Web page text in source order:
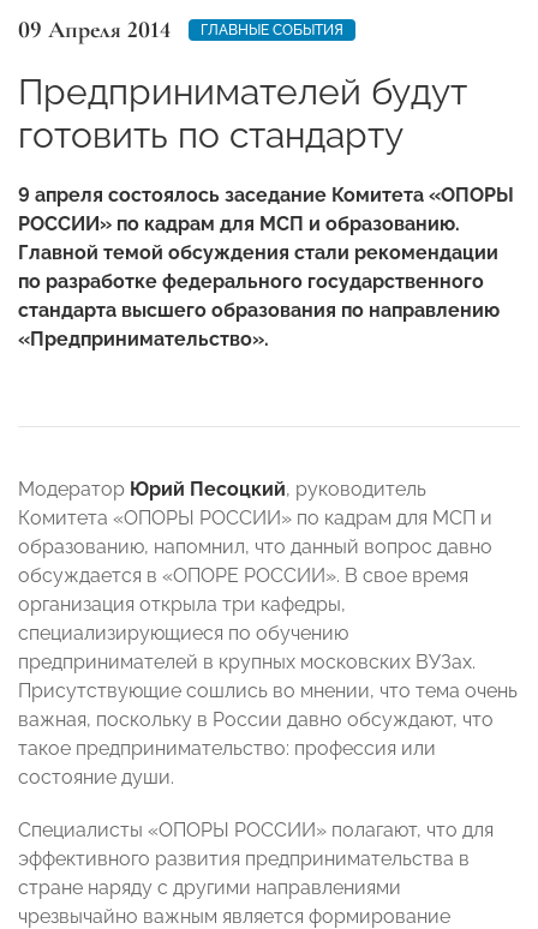
09 Апреля 2014 ГЛАВНЫЕ СОБЫТИЯ
Предпринимателей будут
готовить по стандарту
9 апреля состоялось заседание Комитета «ОПОРЫ
РОССИИ» по кадрам для МСП и образованию.
Главной темой обсуждения стали рекомендации
по разработке федерального государственного
стандарта высшего образования по направлению
«Предпринимательство».
Модератор Юрий Песоцкий, руководитель
Комитета «ОПОРЫ РОССИИ» по кадрам для МСП и
образованию, напомнил, что данный вопрос давно
обсуждается в «ОПОРЕ РОССИИ». В свое время
организация открыла три кафедры,
специализирующиеся по обучению
предпринимателей в крупных московских ВУЗах.
Присутствующие сошлись во мнении, что тема очень
важная, поскольку в России давно обсуждают, что
такое предпринимательство: профессия или
состояние души.
Специалисты «ОПОРЫ РОССИИ» полагают, что для
эффективного развития предпринимательства в
стране наряду с другими направлениями
чрезвычайно важным является формирование